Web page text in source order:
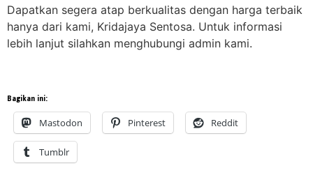
Dapatkan segera atap berkualitas dengan harga terbaik
hanya dari kami, Kridajaya Sentosa. Untuk informasi
lebih lanjut silahkan menghubungi admin kami.
Bagikan ini:
Mastodon Pinterest Reddit
Tumblr